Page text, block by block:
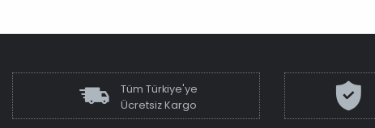
Tüm Türkiye'ye
Ücretsiz Kargo